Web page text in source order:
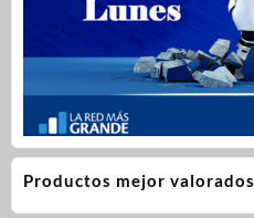
Productos mejor valorados